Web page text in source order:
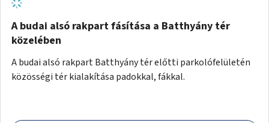
A budai alsó rakpart fásítása a Batthyány tér
közelében
A budai alsó rakpart Batthyány tér előtti parkolófelületén
közösségi tér kialakítása padokkal, fákkal.